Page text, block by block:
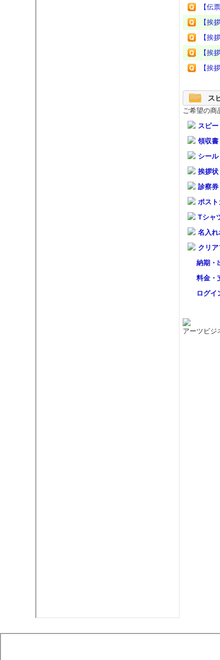
【伝
【挨
【挨
【挨
【挨
ス
ご希望の商
スピ
領収
シー
挨拶状
診察券
ポス
Tシャ
名入
クリ
納期・
料金・
ログイ
アーツビ